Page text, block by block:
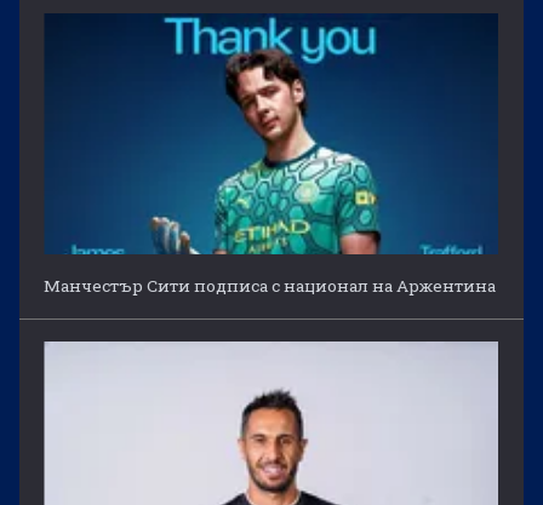
Манчестър Сити подписа с национал на Аржентина